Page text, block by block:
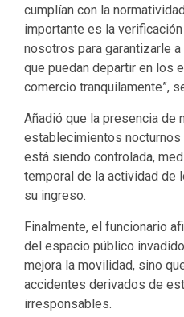
cumplían con la
importante es la
nosotros para garantizarle
que puedan departir en los
comercio tranquilamente”,
Añadió que la presencia de
establecimientos
está siendo controlada,
temporal de la actividad
su ingreso.
Finalmente, el funcionario
del espacio público
mejora la movilidad, sino
accidentes derivados de
irresponsables.